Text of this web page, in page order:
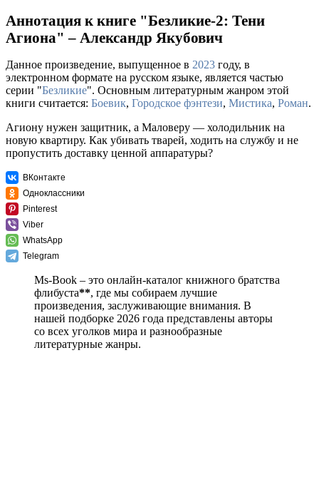
Аннотация к книге "Безликие-2: Тени
Агиона" – Александр Якубович
Данное произведение, выпущенное в 2023 году, в
электронном формате на русском языке, является частью
серии "Безликие". Основным литературным жанром этой
книги считается: Боевик, Городское фэнтези, Мистика, Роман.
Агиону нужен защитник, а Маловеру — холодильник на
новую квартиру. Как убивать тварей, ходить на службу и не
пропустить доставку ценной аппаратуры?
ВКонтакте
Одноклассники
Pinterest
Viber
WhatsApp
Telegram
Ms-Book – это онлайн-каталог книжного братства
флибуста**, где мы собираем лучшие
произведения, заслуживающие внимания. В
нашей подборке 2026 года представлены авторы
со всех уголков мира и разнообразные
литературные жанры.